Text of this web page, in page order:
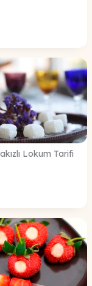
Lokum Tarifi